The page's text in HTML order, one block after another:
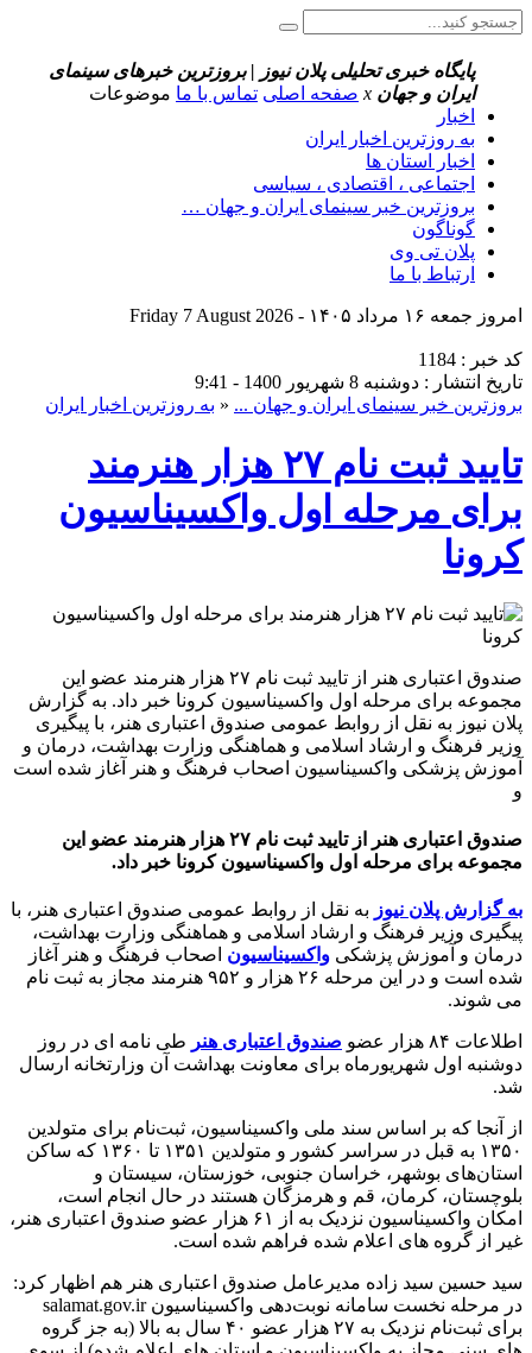
پایگاه خبری تحلیلی پلان نیوز | بروزترین خبرهای سینمای
ایران و جهان x صفحه اصلی تماس با ما موضوعات
اخبار
به روزترین اخبار ایران
اخبار استان ها
اجتماعی ، اقتصادی ، سیاسی
بروزترین خبر سینمای ایران و جهان …
گوناگون
پلان تی وی
ارتباط با ما
امروز جمعه ۱۶ مرداد ۱۴۰۵ - Friday 7 August 2026
کد خبر : 1184
تاریخ انتشار : دوشنبه 8 شهریور 1400 - 9:41
بروزترین خبر سینمای ایران و جهان ... « به روزترین اخبار ایران
تایید ثبت نام ۲۷ هزار هنرمند
برای مرحله اول واکسیناسیون
کرونا
صندوق اعتباری هنر از تایید ثبت نام ۲۷ هزار هنرمند عضو این
مجموعه برای مرحله اول واکسیناسیون کرونا خبر داد. به گزارش
پلان نیوز به نقل از روابط عمومی صندوق اعتباری هنر، با پیگیری
وزیر فرهنگ و ارشاد اسلامی و هماهنگی وزارت بهداشت، درمان و
آموزش پزشکی واکسیناسیون اصحاب فرهنگ و هنر آغاز شده است
و
صندوق اعتباری هنر از تایید ثبت نام ۲۷ هزار هنرمند عضو این
مجموعه برای مرحله اول واکسیناسیون کرونا خبر داد.
به گزارش پلان نیوز به نقل از روابط عمومی صندوق اعتباری هنر، با
پیگیری وزیر فرهنگ و ارشاد اسلامی و هماهنگی وزارت بهداشت،
درمان و آموزش پزشکی واکسیناسیون اصحاب فرهنگ و هنر آغاز
شده است و در این مرحله ۲۶ هزار و ۹۵۲ هنرمند مجاز به ثبت نام
می شوند.
اطلاعات ۸۴ هزار عضو صندوق اعتباری هنر طی نامه ای در روز
دوشنبه اول شهریورماه برای معاونت بهداشت آن وزارتخانه ارسال
شد.
از آنجا که بر اساس سند ملی واکسیناسیون، ثبت‌نام برای متولدین
۱۳۵۰ به قبل در سراسر کشور و متولدین ۱۳۵۱ تا ۱۳۶۰ که ساکن
استان‌های بوشهر، خراسان جنوبی، خوزستان، سیستان و
بلوچستان، کرمان، قم و هرمزگان هستند در حال انجام است،
امکان واکسیناسیون نزدیک به از ۶۱ هزار عضو صندوق اعتباری هنر،
غیر از گروه های اعلام شده فراهم شده است.
سید حسین سید زاده مدیرعامل صندوق اعتباری هنر هم اظهار کرد:
در مرحله نخست سامانه نوبت‌دهی واکسیناسیون salamat.gov.ir
برای ثبت‌نام نزدیک به ۲۷ هزار عضو ۴۰ سال به بالا (به جز گروه